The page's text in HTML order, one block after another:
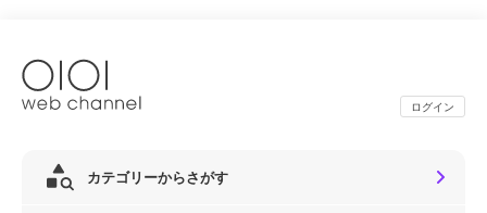
ログイン
カテゴリーからさがす